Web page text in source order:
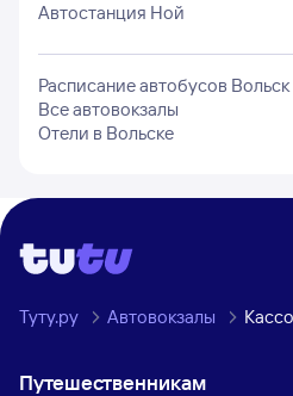
Автостанция Ной
Расписание автобусов Вольск
Все автовокзалы
Отели в Вольске
Туту.ру Автовокзалы
Путешественникам